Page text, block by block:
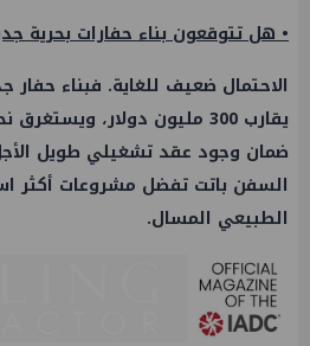
• هل تتوقعون بناء حفارات بحرية
الاحتمال ضعيف للغاية. فبناء حفار
يقارب 300 مليون دولار،
ضمان وجود عقد تشغيلي طويل
السفن باتت تفضل مشروعات أكثر
الطبيعي المسال.